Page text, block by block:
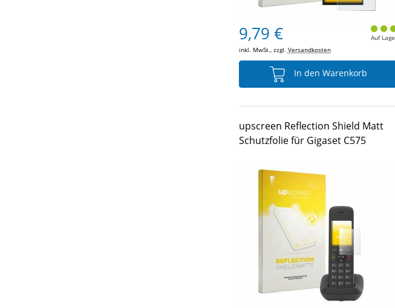
9,79 €
inkl. MwSt., zzgl. Versandkosten
Auf
In den Warenkorb
upscreen Reflection Shield Matt
Schutzfolie für Gigaset C575